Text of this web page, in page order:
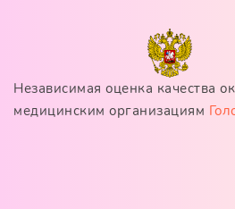
Независимая оценка качества
медицинским организациям